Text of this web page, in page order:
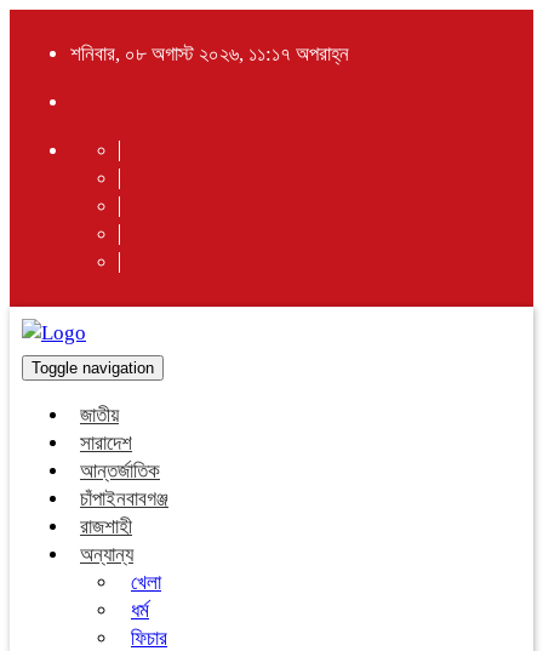
শনিবার, ০৮ অগাস্ট ২০২৬, ১১:১৭ অপরাহ্ন
Toggle navigation
জাতীয়
সারাদেশ
আন্তর্জাতিক
চাঁপাইনবাবগঞ্জ
রাজশাহী
অন্যান্য
খেলা
ধর্ম
ফিচার